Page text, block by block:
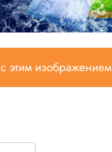
с этим изображением